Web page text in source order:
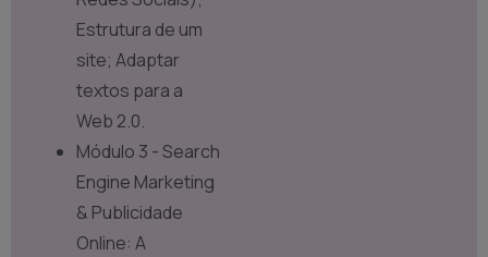
Estrutura de um
site; Adaptar
textos para a
Web 2.0.
Módulo 3 - Search
Engine Marketing
& Publicidade
Online: A